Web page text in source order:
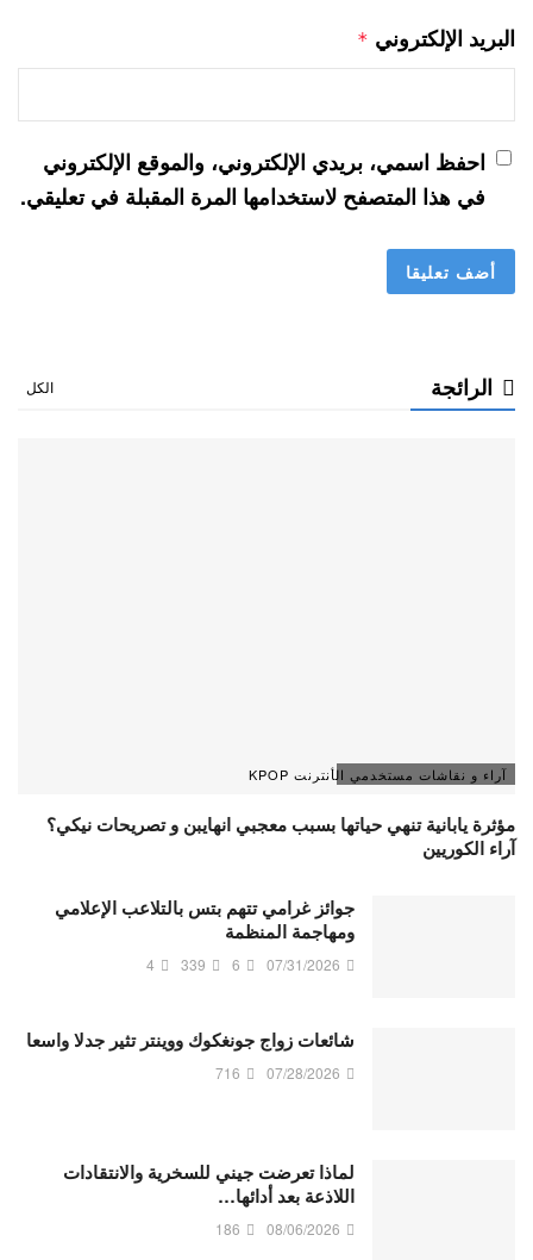
البريد الإلكتروني *
احفظ اسمي، بريدي الإلكتروني، والموقع الإلكتروني
في هذا المتصفح لاستخدامها المرة المقبلة في تعليقي.
الرائجة الكل
آراء و نقاشات مستخدمي الأنترنت KPOP
مؤثرة يابانية تنهي حياتها بسبب معجبي انهايبن و تصريحات نيكي؟
آراء الكوريين
جوائز غرامي تتهم بتس بالتلاعب الإعلامي
ومهاجمة المنظمة
07/31/2026
6
339
4
شائعات زواج جونغكوك ووينتر تثير جدلا واسعا
07/28/2026
716
لماذا تعرضت جيني للسخرية والانتقادات
اللاذعة بعد أدائها…
08/06/2026
186